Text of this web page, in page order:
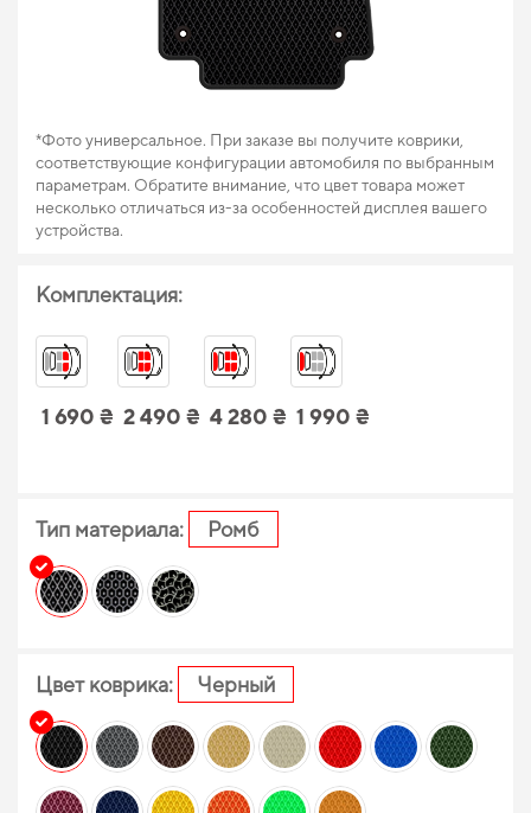
*Фото универсальное. При заказе вы получите коврики,
соответствующие конфигурации автомобиля по выбранным
параметрам. Обратите внимание, что цвет товара может
несколько отличаться из-за особенностей дисплея вашего
устройства.
Комплектация:
1 690 ₴ 2 490 ₴ 4 280 ₴ 1 990 ₴
Тип материала: Ромб
Цвет коврика: Черный